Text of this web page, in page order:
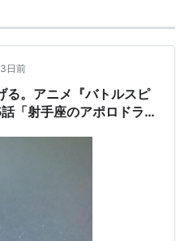
湯本佳典、石川てつや
3日前
る。アニメ『バトルスピ
「射手座のアポロドラゴ